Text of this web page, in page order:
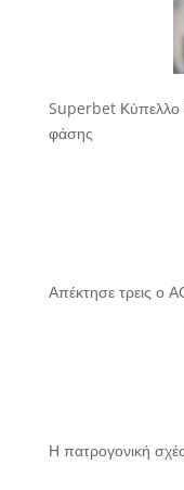
Superbet Κύπελλο
φάσης
Απέκτησε τρεις ο
Η πατρογονική